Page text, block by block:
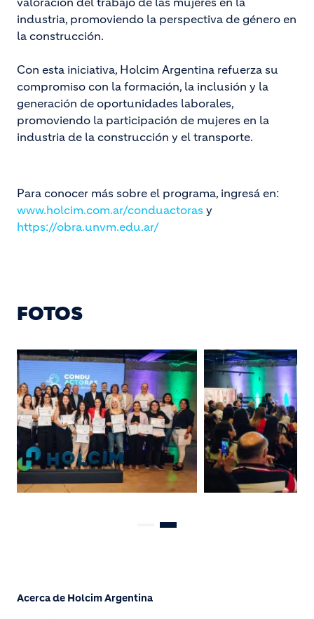
industria, promoviendo la perspectiva de género en
la construcción.
Con esta iniciativa, Holcim Argentina refuerza su
compromiso con la formación, la inclusión y la
generación de oportunidades laborales,
promoviendo la participación de mujeres en la
industria de la construcción y el transporte.
Para conocer más sobre el programa, ingresá en:
www.holcim.com.ar/conduactoras y
https://obra.unvm.edu.ar/
FOTOS
Acerca de Holcim Argentina